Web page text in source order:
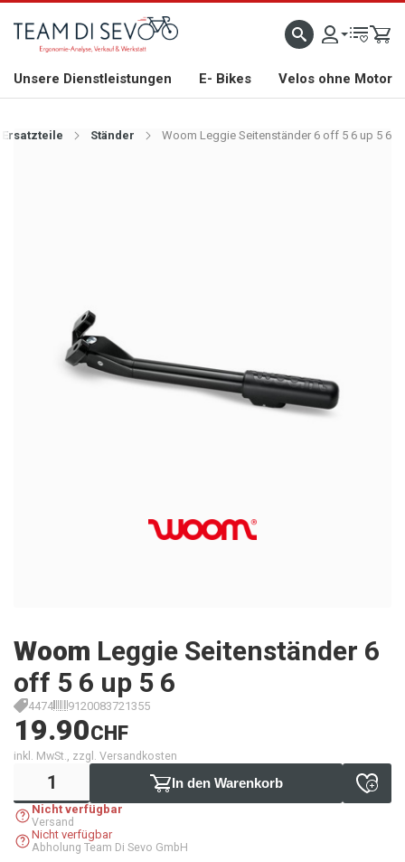
WILLKOMMEN GROSSE AUSWAHL AN RENNRÄDERN, GRAVEL, E-BIKES UND
Unsere Dienstleistungen E- Bikes Velos ohne Motor
Ersatzteile Ständer Woom Leggie Seitenständer 6 off 5 6 up 5 6
Woom Leggie Seitenständer 6
off 5 6 up 5 6
4474 9120083721355
19.90CHF
inkl. MwSt., zzgl. Versandkosten
In den Warenkorb
Nicht verfügbar
Versand
Nicht verfügbar
Abholung Team Di Sevo GmbH